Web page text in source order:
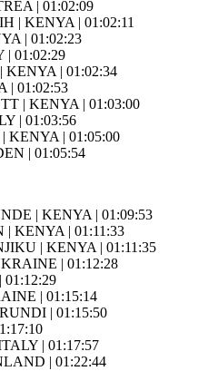
| 01:02:09
| KENYA | 01:02:11
| 01:02:23
| 01:02:29
| 01:02:34
| 01:02:53
| KENYA | 01:03:00
| 01:03:56
KENYA | 01:05:00
| 01:05:54
| KENYA | 01:09:53
KENYA | 01:11:33
| KENYA | 01:11:35
| 01:12:28
| 01:15:14
| 01:15:50
| 01:17:57
| 01:22:44